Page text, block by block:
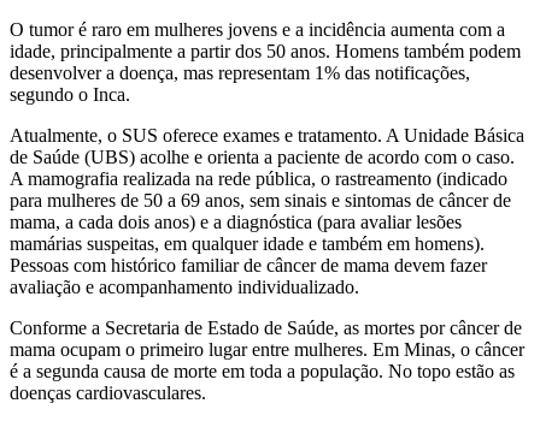
O tumor é raro em mulheres jovens e a incidência aumenta com a
idade, principalmente a partir dos 50 anos. Homens também podem
desenvolver a doença, mas representam 1% das notificações,
segundo o Inca.
Atualmente, o SUS oferece exames e tratamento. A Unidade Básica
de Saúde (UBS) acolhe e orienta a paciente de acordo com o caso.
A mamografia realizada na rede pública, o rastreamento (indicado
para mulheres de 50 a 69 anos, sem sinais e sintomas de câncer de
mama, a cada dois anos) e a diagnóstica (para avaliar lesões
mamárias suspeitas, em qualquer idade e também em homens).
Pessoas com histórico familiar de câncer de mama devem fazer
avaliação e acompanhamento individualizado.
Conforme a Secretaria de Estado de Saúde, as mortes por câncer de
mama ocupam o primeiro lugar entre mulheres. Em Minas, o câncer
é a segunda causa de morte em toda a população. No topo estão as
doenças cardiovasculares.